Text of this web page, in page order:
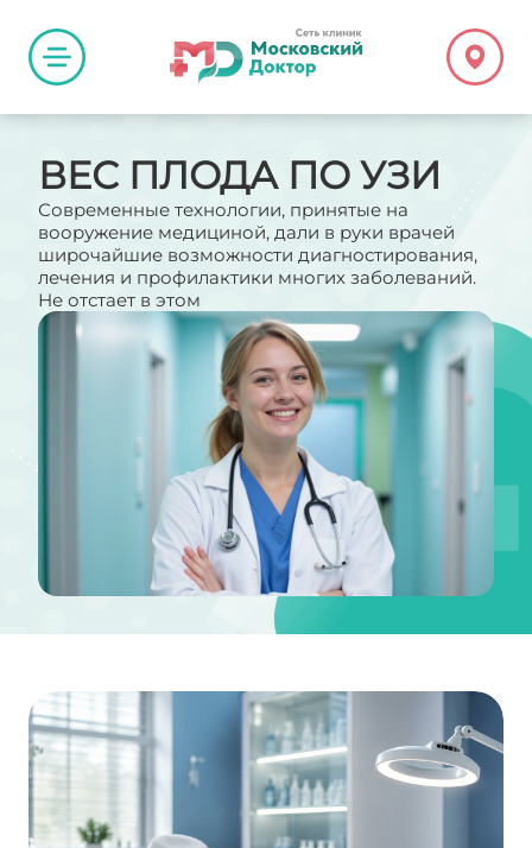
ВЕС ПЛОДА ПО УЗИ
Современные технологии, принятые на
вооружение медициной, дали в руки врачей
широчайшие возможности диагностирования,
лечения и профилактики многих заболеваний.
Не отстает в этом